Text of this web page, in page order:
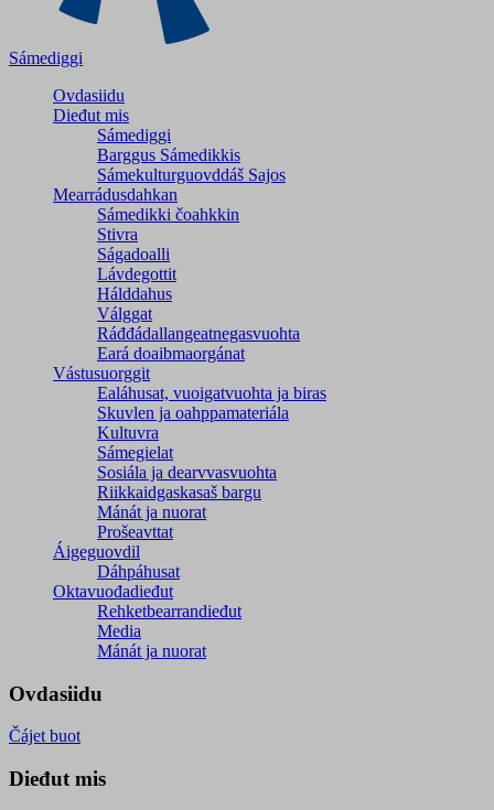
Sámediggi
Ovdasiidu
Dieđut mis
Sámediggi
Barggus Sámedikkis
Sámekulturguovddáš Sajos
Mearrádusdahkan
Sámedikki čoahkkin
Stivra
Ságadoalli
Lávdegottit
Hálddahus
Válggat
Ráđđádallangeatnegas­vuohta
Eará doaibmaorgánat
Vástusuorggit
Ealáhusat, vuoigatvuohta ja biras
Skuvlen ja oahppamateriála
Kultuvra
Sámegielat
Sosiála ja dearvvasvuohta
Riikkaidgaskasaš bargu
Mánát ja nuorat
Prošeavttat
Áigeguovdil
Dáhpáhusat
Oktavuođadieđut
Rehketbearrandieđut
Media
Mánát ja nuorat
Ovdasiidu
Čájet buot
Dieđut mis